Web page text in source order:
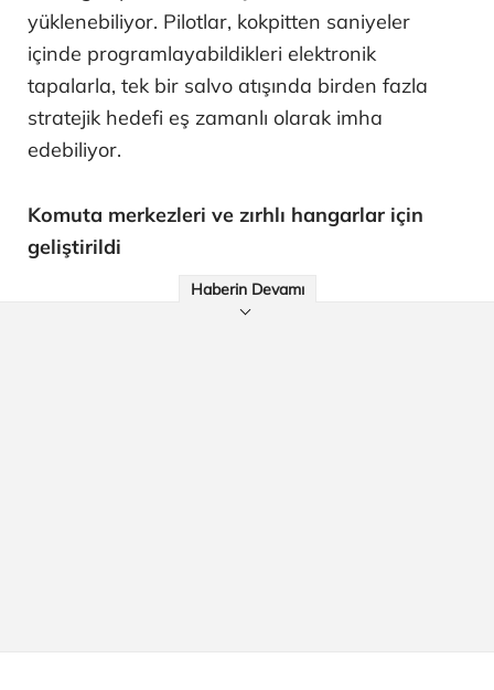
yüklenebiliyor. Pilotlar, kokpitten saniyeler
içinde programlayabildikleri elektronik
tapalarla, tek bir salvo atışında birden fazla
stratejik hedefi eş zamanlı olarak imha
edebiliyor.
Komuta merkezleri ve zırhlı hangarlar için
geliştirildi
Haberin Devamı